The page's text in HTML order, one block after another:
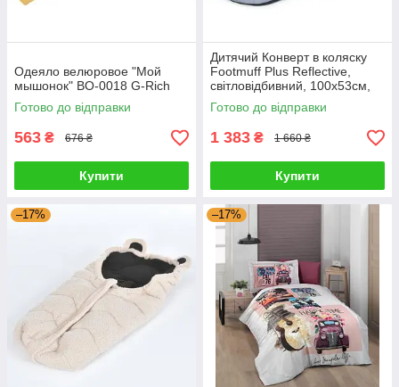
Одеяло велюровое "Мой
мышонок" ВО-0018 G-Rich
Готово до відправки
563 ₴ 676 ₴
Купити
Дитячий Конверт в коляску
Footmuff Plus Reflective,
світловідбивний, 100х53см,
сірий ME1131 G-Rich
Готово до відправки
1 383 ₴ 1 660 ₴
Купити
–17% –17%